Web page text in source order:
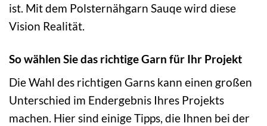
ist. Mit dem Polsternähgarn Sauqe wird diese
Vision Realität.
So wählen Sie das richtige Garn für Ihr Projekt
Die Wahl des richtigen Garns kann einen großen
Unterschied im Endergebnis Ihres Projekts
machen. Hier sind einige Tipps, die Ihnen bei der